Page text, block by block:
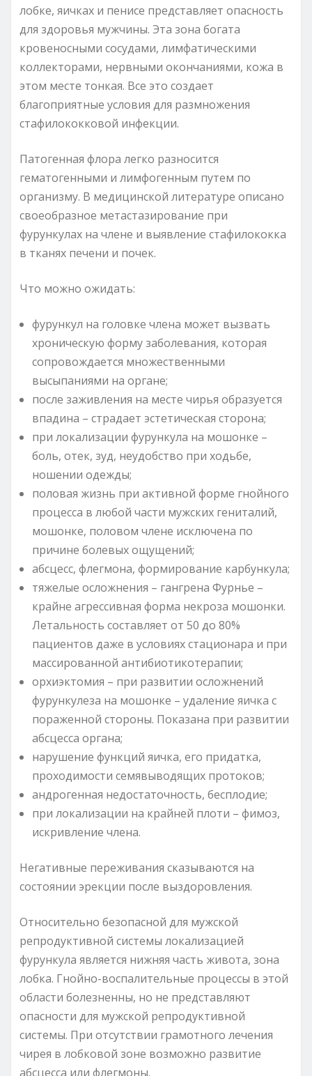
лобке, яичках и пенисе представляет опасность
для здоровья мужчины. Эта зона богата
кровеносными сосудами, лимфатическими
коллекторами, нервными окончаниями, кожа в
этом месте тонкая. Все это создает
благоприятные условия для размножения
стафилококковой инфекции.
Патогенная флора легко разносится
гематогенными и лимфогенным путем по
организму. В медицинской литературе описано
своеобразное метастазирование при
фурункулах на члене и выявление стафилококка
в тканях печени и почек.
Что можно ожидать:
фурункул на головке члена может вызвать
хроническую форму заболевания, которая
сопровождается множественными
высыпаниями на органе;
после заживления на месте чирья образуется
впадина – страдает эстетическая сторона;
при локализации фурункула на мошонке –
боль, отек, зуд, неудобство при ходьбе,
ношении одежды;
половая жизнь при активной форме гнойного
процесса в любой части мужских гениталий,
мошонке, половом члене исключена по
причине болевых ощущений;
абсцесс, флегмона, формирование карбункула;
тяжелые осложнения – гангрена Фурнье –
крайне агрессивная форма некроза мошонки.
Летальность составляет от 50 до 80%
пациентов даже в условиях стационара и при
массированной антибиотикотерапии;
орхиэктомия – при развитии осложнений
фурункулеза на мошонке – удаление яичка с
пораженной стороны. Показана при развитии
абсцесса органа;
нарушение функций яичка, его придатка,
проходимости семявыводящих протоков;
андрогенная недостаточность, бесплодие;
при локализации на крайней плоти – фимоз,
искривление члена.
Негативные переживания сказываются на
состоянии эрекции после выздоровления.
Относительно безопасной для мужской
репродуктивной системы локализацией
фурункула является нижняя часть живота, зона
лобка. Гнойно-воспалительные процессы в этой
области болезненны, но не представляют
опасности для мужской репродуктивной
системы. При отсутствии грамотного лечения
чирея в лобковой зоне возможно развитие
абсцесса или флегмоны.